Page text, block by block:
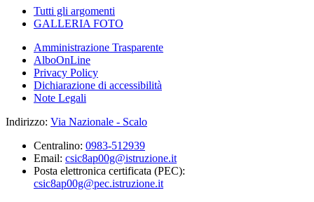
Tutti gli argomenti
GALLERIA FOTO
Amministrazione Trasparente
AlboOnLine
Privacy Policy
Dichiarazione di accessibilità
Note Legali
Indirizzo: Via Nazionale - Scalo
Centralino: 0983-512939
Email: csic8ap00g@istruzione.it
Posta elettronica certificata (PEC):
csic8ap00g@pec.istruzione.it